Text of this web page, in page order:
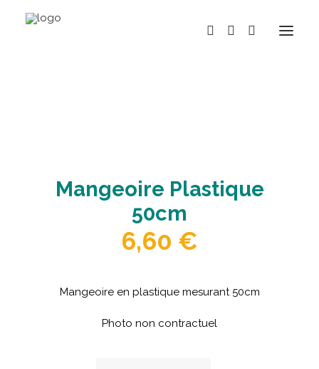
ACTUALITÉS
CONTACT
Mangeoire Plastique
50cm
6,60 €
Mangeoire en plastique mesurant 50cm
Photo non contractuel